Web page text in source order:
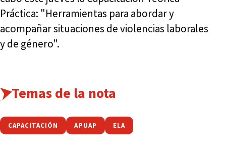
Práctica: "Herramientas para abordar y
acompañar situaciones de violencias laborales
y de género".
Temas de la nota
CAPACITACIÓN APUAP ELA